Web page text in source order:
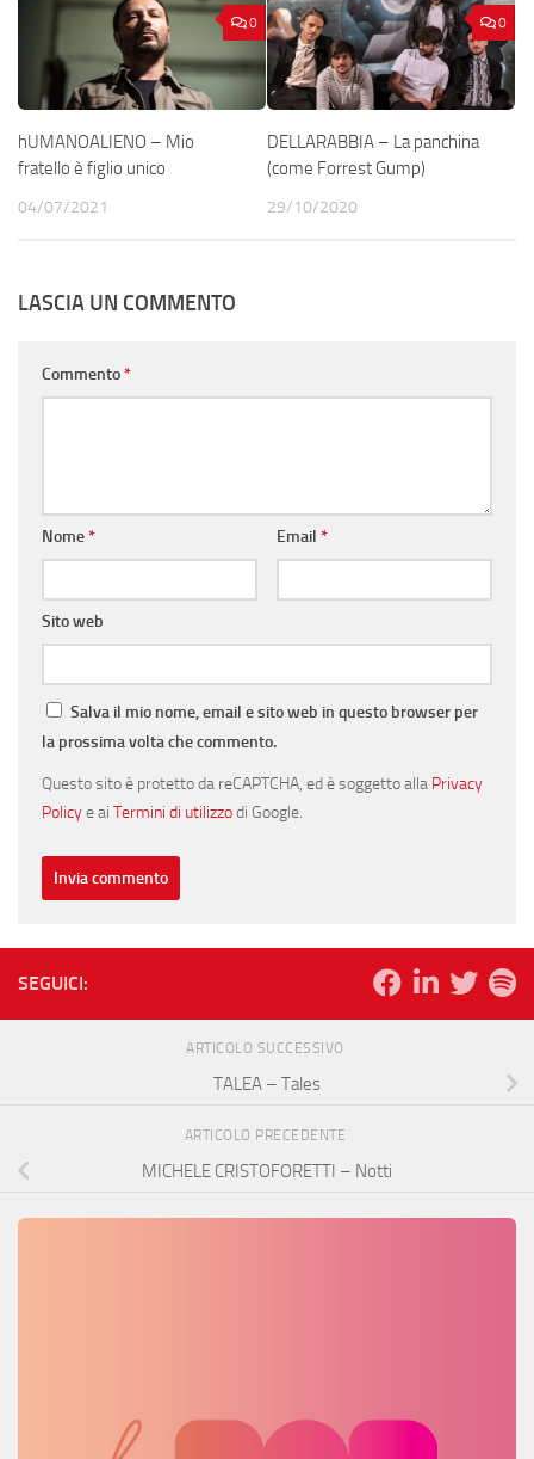
0
hUMANOALIENO – Mio
fratello è figlio unico
04/07/2021
0
DELLARABBIA – La panchina
(come Forrest Gump)
29/10/2020
LASCIA UN COMMENTO
Commento*
Nome* Email *
Sito web
Salva il mio nome, email e sito web in questo browser per
la prossima volta che commento.
Questo sito è protetto da reCAPTCHA, ed è soggetto alla Privacy
Policye ai Termini di utilizzodi Google.
SEGUICI:
ARTICOLO SUCCESSIVO
TALEA – Tales
ARTICOLO PRECEDENTE
MICHELE CRISTOFORETTI – Notti